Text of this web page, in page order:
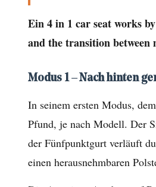
4-
in-
Autositz
den
einzelnen
Modi?
1.1
Ein 4 in 1 car seat works
and the transition between
Modus 1 – Nach hinten
In seinem ersten Modus, dem
Pfund, je nach Modell. Der
der Fünfpunktgurt verläuft
einen herausnehmbaren